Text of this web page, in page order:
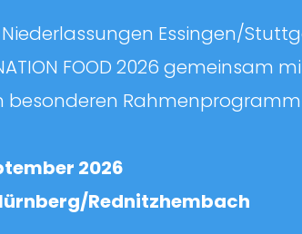
Essingen/
FOOD 2026 gemeinsam
Rahmenprogramm
2026
Rednitzhembach